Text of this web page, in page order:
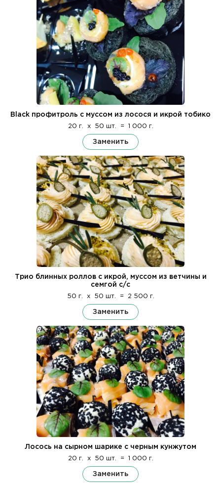
Black профитроль с муссом из лосося и икрой тобико
20 г. x 50 шт. = 1 000 г.
Заменить
Трио блинных роллов с икрой, муссом из ветчины и
семгой с/с
50 г. x 50 шт. = 2 500 г.
Заменить
Лосось на сырном шарике с черным кунжутом
20 г. x 50 шт. = 1 000 г.
Заменить